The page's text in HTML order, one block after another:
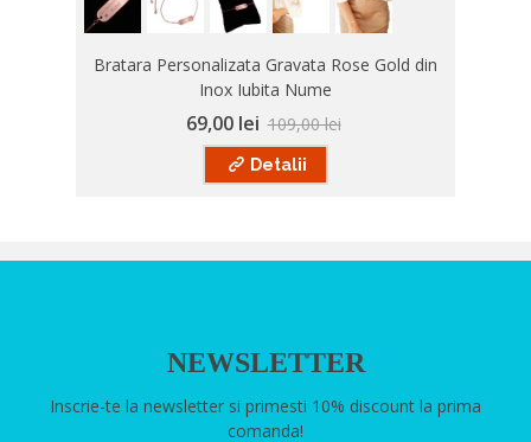
Bratara Personalizata Gravata Rose Gold din
Inox Iubita Nume
69,00 lei 109,00 lei
Detalii
NEWSLETTER
Inscrie-te la newsletter si primesti 10% discount la prima
comanda!